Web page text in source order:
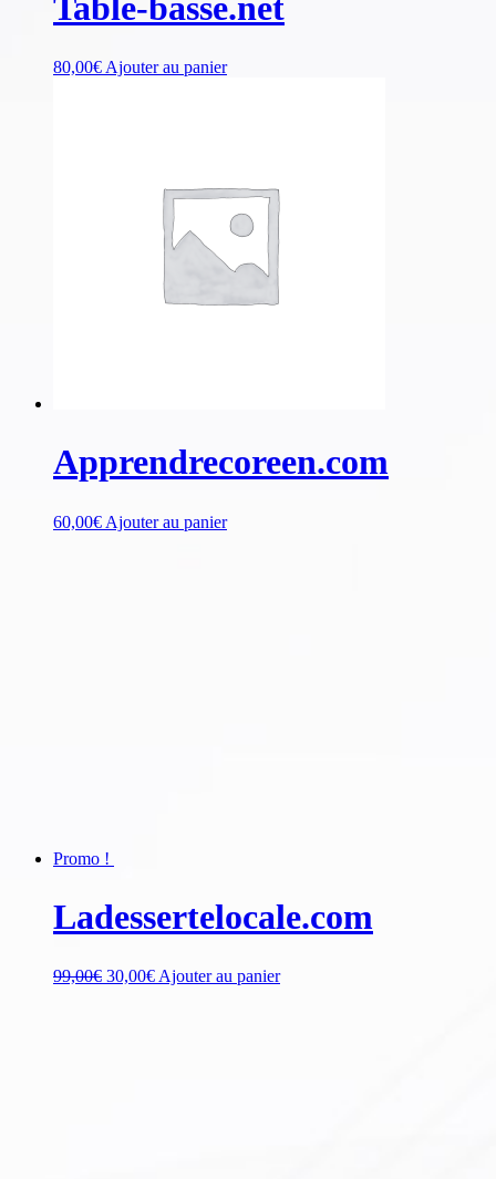
80,00€ Ajouter au panier
Apprendrecoreen.com
60,00€ Ajouter au panier
Promo !
Ladessertelocale.com
99,00€ 30,00€ Ajouter au panier